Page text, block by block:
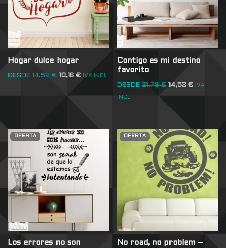
Hogar dulce hogar
DESDE 14,52€ 10,16 € IVA INCL
Contigo es mi destino
favorito
DESDE 21,78€ 14,52€ IVA
INCL
OFERTA
Los errores no son
OFERTA
No road, no problem –